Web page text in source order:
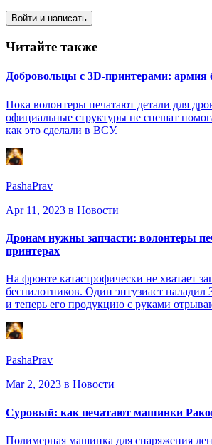
Войти и написать
Читайте также
Добровольцы с 3D-принтерами: армия
Пока волонтеры печатают детали для
официальные структуры не спешат
как это сделали в ВСУ.
PashaPrav
Apr 11, 2023 в Новости
Дронам нужны запчасти: волонтеры
принтерах
На фронте катастрофически не хватает
беспилотников. Один энтузиаст наладил
и теперь его продукцию с руками
PashaPrav
Mar 2, 2023 в Новости
Суровый: как печатают машинки
Полимерная машинка для снаряжения